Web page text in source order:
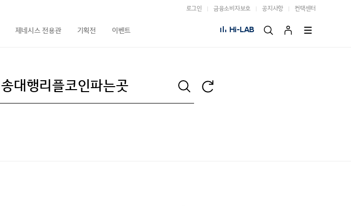
로그인 금융소비자보호 공지사항 컨택센터
제네시스 전용관 기획전 이벤트 Hi-LAB